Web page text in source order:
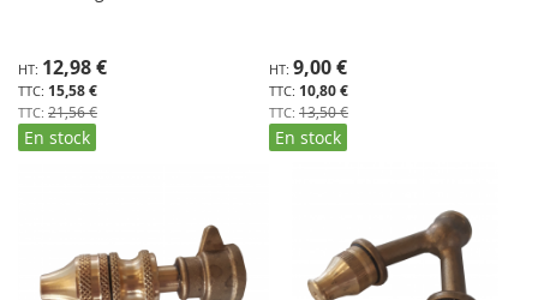
Spécial15,58 €
12,98 €
21,56 €
En stock
Spécial10,80 €
9,00 €
13,50 €
En stock